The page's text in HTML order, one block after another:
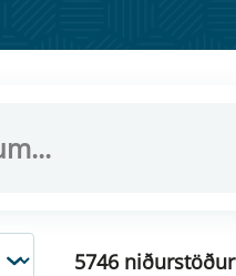
5746 niðurstöður